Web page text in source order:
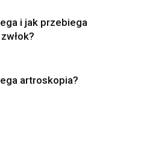
i jak przebiega
artroskopia?